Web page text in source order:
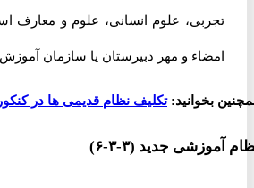
امضاء و مهر دبیرستان یا سازمان آموزش و
بخوانید: تکلیف نظام قدیمی ها در کنکور 1400
جدید (۳-۳-۶)